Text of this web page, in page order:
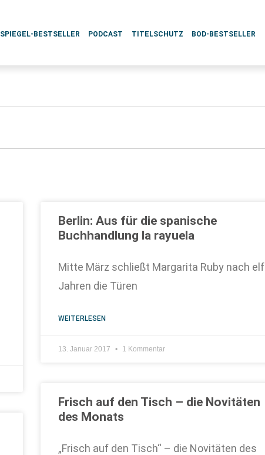
SPIEGEL-BESTSELLER PODCAST TITELSCHUTZ BOD-BESTSELLER
Berlin: Aus für die spanische
Buchhandlung la rayuela
Mitte März schließt Margarita Ruby nach elf
Jahren die Türen
WEITERLESEN
13. Januar 2017 1 Kommentar
Frisch auf den Tisch – die Novitäten
des Monats
„Frisch auf den Tisch“ – die Novitäten des